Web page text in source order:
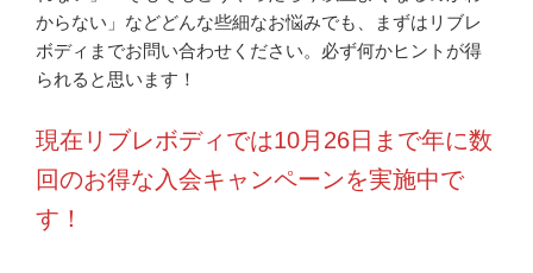
からない」などどんな些細なお悩みでも、まずはリブレ
ボディまでお問い合わせください。必ず何かヒントが得
られると思います！
現在リブレボディでは10月26日まで年に数
回のお得な入会キャンペーンを実施中で
す！